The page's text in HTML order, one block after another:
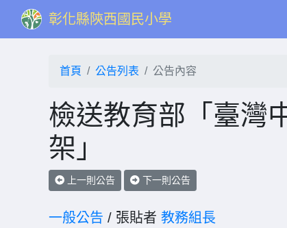
彰化縣陝西國民小學
首頁 公告列表 公告內容
檢送教育部「臺灣
架」
上一則公告 下一則公告
一般公告 / 張貼者 教務組長